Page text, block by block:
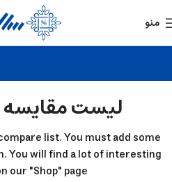
منو
لیست
list. You must add some
You will find a lot of interesting
our "Shop" page.